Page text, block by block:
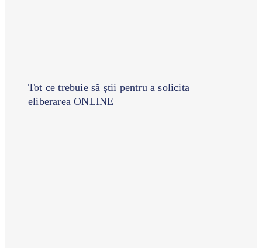
Tot ce trebuie să știi pentru a solicita
eliberarea ONLINE